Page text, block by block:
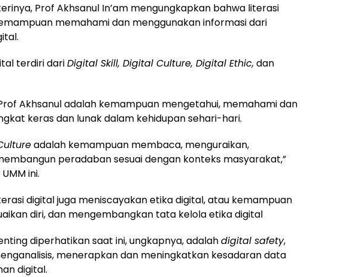
Prof Akhsanul In’am mengungkapkan bahwa literasi
memahami dan menggunakan informasi dari
terdiri dariDigital Skill, Digital Culture, Digital Ethic, dan
Akhsanul adalah kemampuan mengetahui, memahami dan
keras dan lunak dalam kehidupan sehari-hari.
adalah kemampuan membaca, menguraikan,
peradaban sesuai dengan konteks masyarakat,”
ini.
digital juga meniscayakan etika digital, atau kemampuan
diri, dan mengembangkan tata kelola etika digital
diperhatikan saat ini, ungkapnya, adalahdigital safety,
menerapkan dan meningkatkan kesadaran data
digital.